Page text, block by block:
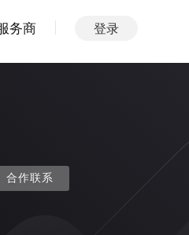
务商 登录
合作联系